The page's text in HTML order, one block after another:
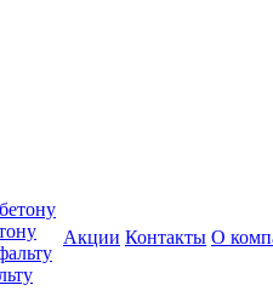
Акции Контакты О